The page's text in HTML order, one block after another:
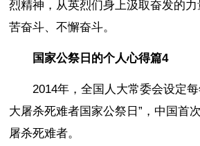
烈精神，从英烈们身上汲取奋发的
苦奋斗、不懈奋斗。
国家公祭日的个人心得篇4
2014年，全国人大常委会设定
大屠杀死难者国家公祭日”，中国首
屠杀死难者。